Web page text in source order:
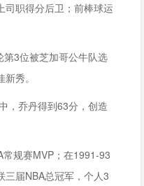
司职得分后卫；前棒球运
3位被芝加哥公牛队选
秀。
，乔丹得到63分，创造
规赛MVP；在1991-93
三届NBA总冠军，个人3